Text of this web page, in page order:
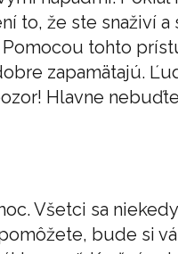
to, že ste snaživí
tohto
zapamätajú.
Hlavne
Všetci sa
bude si